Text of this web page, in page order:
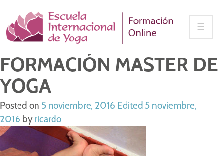
content
☰
FORMACIÓN MASTER DE
YOGA
Posted on 5 noviembre, 2016 Edited 5 noviembre,
2016 by ricardo